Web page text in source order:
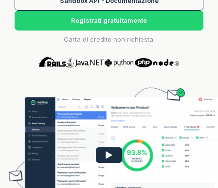
Registrati gratuitamente
Carta di credito non richiesta.